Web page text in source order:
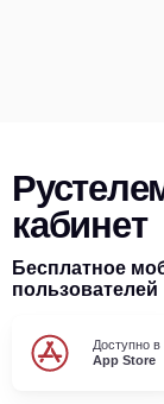
кабинет
Бесплатное
пользователей
Доступно в
App Store